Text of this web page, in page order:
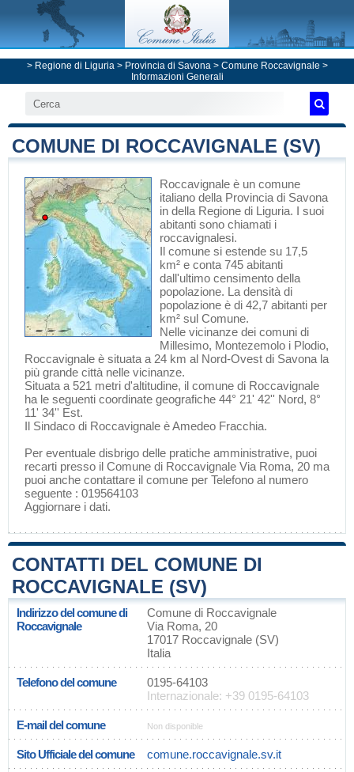
> Regione di Liguria> Provincia di Savona> Comune Roccavignale >
Informazioni Generali
COMUNE DI ROCCAVIGNALE (SV)
Roccavignale è un comune
italiano della Provincia di Savona
in della Regione di Liguria. I suoi
abitanti sono chiamati i
roccavignalesi.
Il comune si estende su 17,5
km² e conta 745 abitanti
dall'ultimo censimento della
popolazione. La densità di
popolazione è di 42,7 abitanti per
km² sul Comune.
Nelle vicinanze dei comuni di
Millesimo, Montezemolo i Plodio,
Roccavignale è situata a 24 km al Nord-Ovest di Savona la
più grande città nelle vicinanze.
Situata a 521 metri d'altitudine, il comune di Roccavignale
ha le seguenti coordinate geografiche 44° 21' 42'' Nord, 8°
11' 34'' Est.
Il Sindaco di Roccavignale è Amedeo Fracchia.
Per eventuale disbrigo delle pratiche amministrative, puoi
recarti presso il Comune di Roccavignale Via Roma, 20 ma
puoi anche contattare il comune per Telefono al numero
seguente : 019564103
Aggiornare i dati.
CONTATTI DEL COMUNE DI
ROCCAVIGNALE (SV)
Indirizzo del comune di
Roccavignale
Comune di Roccavignale
Via Roma, 20
17017 Roccavignale (SV)
Italia
Telefono del comune
0195-64103
Internazionale: +39 0195-64103
E-mail del comune Non disponible
Sito Ufficiale del comune comune.roccavignale.sv.it